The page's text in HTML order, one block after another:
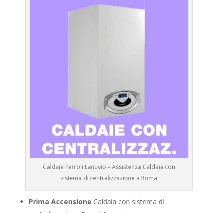
Caldaie Ferroli Lanuvio – Assistenza Caldaia con
sistema di centralizzazione a Roma
Prima Accensione Caldaia con sistema di